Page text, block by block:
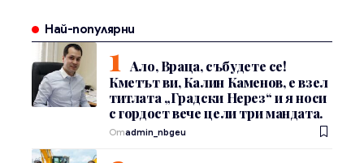
Най-популярни
Ало, Враца, събудете се!
Кметът ви, Калин Каменов, е взел
титлата „Градски Нерез“ и я носи
с гордост вече цели три мандата.
Отadmin_nbgeu